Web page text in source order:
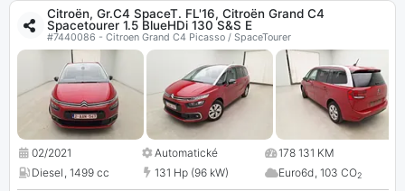
Citroën, Gr.C4 SpaceT. FL'16, Citroën Grand C4
Spacetourer 1.5 BlueHDi 130 S&S E
#7440086 - Citroen Grand C4 Picasso / SpaceTourer
02/2021 Automatické
178 131 KM
Diesel, 1499 cc 131 Hp (96 kW) Euro6d, 103 CO2